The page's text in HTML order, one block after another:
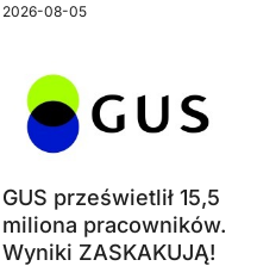
2026-08-05
GUS prześwietlił 15,5
miliona pracowników.
Wyniki ZASKAKUJĄ!